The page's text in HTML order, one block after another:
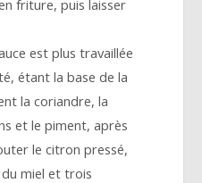
friture, puis laisser
est plus travaillée
étant la base de la
la coriandre, la
et le piment, après
le citron pressé,
miel et trois